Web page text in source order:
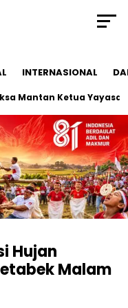
INTERNASIONAL
Ketua Yayasan
Hujan
Malam